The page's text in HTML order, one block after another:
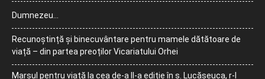
Dumnezeu…
Recunoștință și binecuvântare pentru mamele dătătoare de
viață – din partea preoților Vicariatului Orhei
Marșul pentru viață la cea de-a II-a ediție în s. Lucășeuca, r-l